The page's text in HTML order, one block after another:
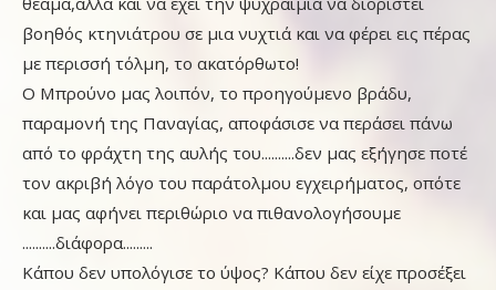
βοηθός κτηνιάτρου σε μια νυχτιά και να φέρει εις πέρας
με περισσή τόλμη, το ακατόρθωτο!
Ο Μπρούνο μας λοιπόν, το προηγούμενο βράδυ,
παραμονή της Παναγίας, αποφάσισε να περάσει πάνω
από το φράχτη της αυλής του..........δεν μας εξήγησε ποτέ
τον ακριβή λόγο του παράτολμου εγχειρήματος, οπότε
και μας αφήνει περιθώριο να πιθανολογήσουμε
..........διάφορα.........
Κάπου δεν υπολόγισε το ύψος? Κάπου δεν είχε προσέξει